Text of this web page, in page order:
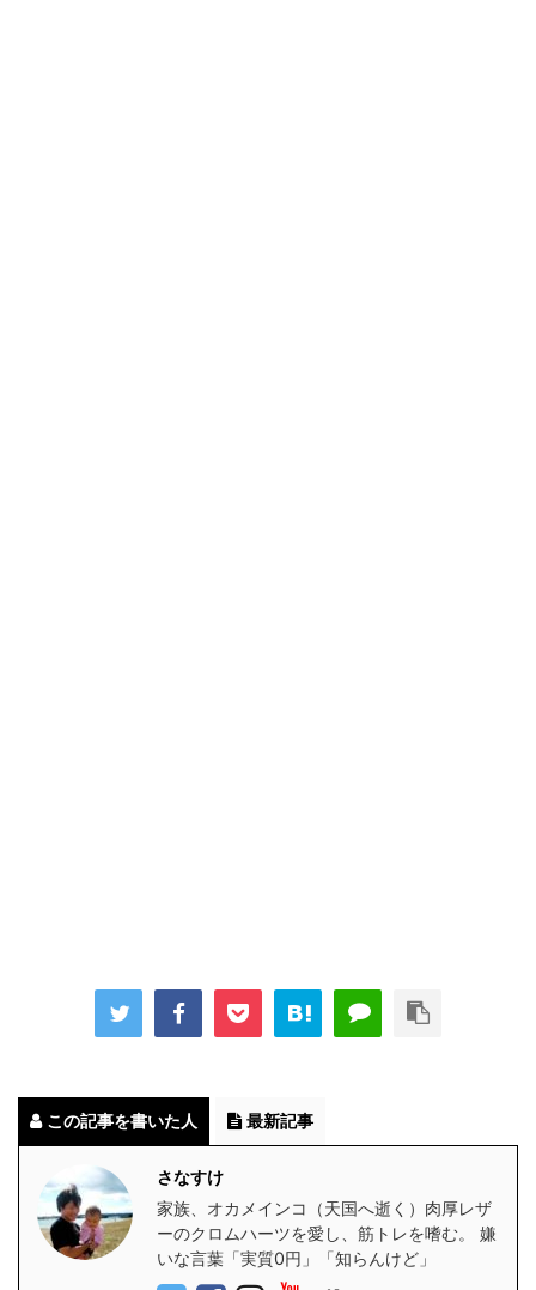
この記事を書いた人 最新記事
さなすけ
家族、オカメインコ（天国へ逝く）肉厚レザ
ーのクロムハーツを愛し、筋トレを嗜む。 嫌
いな言葉「実質0円」「知らんけど」